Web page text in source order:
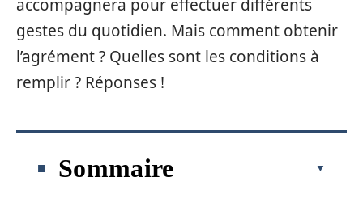
accompagnera pour effectuer différents
gestes du quotidien. Mais comment obtenir
l’agrément ? Quelles sont les conditions à
remplir ? Réponses !
Sommaire